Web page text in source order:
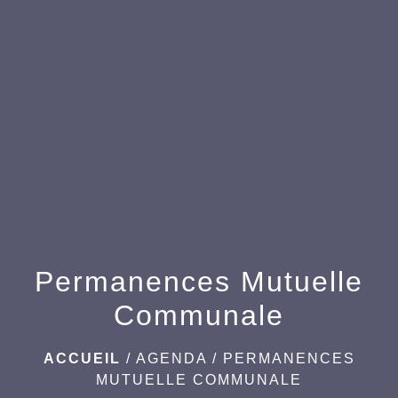
Permanences Mutuelle
Communale
ACCUEIL / AGENDA / PERMANENCES
MUTUELLE COMMUNALE